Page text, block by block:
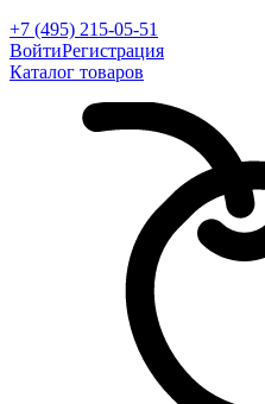
+7 (495) 215-05-51
ВойтиРегистрация
Каталог товаров